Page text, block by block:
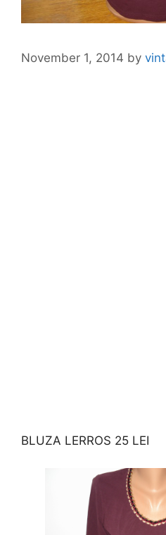
November 1, 2014 by
BLUZA LERROS 25 LEI